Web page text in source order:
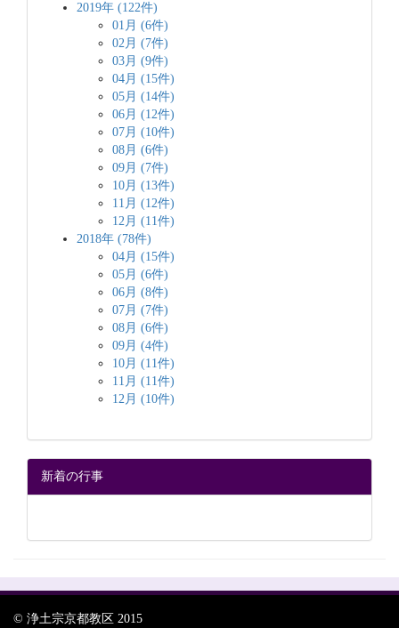
2019年 (122件)
01月 (6件)
02月 (7件)
03月 (9件)
04月 (15件)
05月 (14件)
06月 (12件)
07月 (10件)
08月 (6件)
09月 (7件)
10月 (13件)
11月 (12件)
12月 (11件)
2018年 (78件)
04月 (15件)
05月 (6件)
06月 (8件)
07月 (7件)
08月 (6件)
09月 (4件)
10月 (11件)
11月 (11件)
12月 (10件)
新着の行事
© 浄土宗京都教区 2015